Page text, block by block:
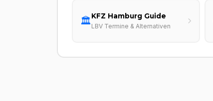
🏛️KFZ Hamburg Guide
LBV Termine & Alternativen